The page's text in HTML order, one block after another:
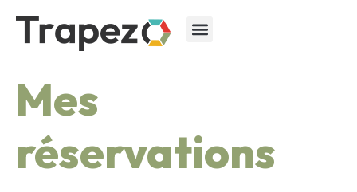
Mes
réservations